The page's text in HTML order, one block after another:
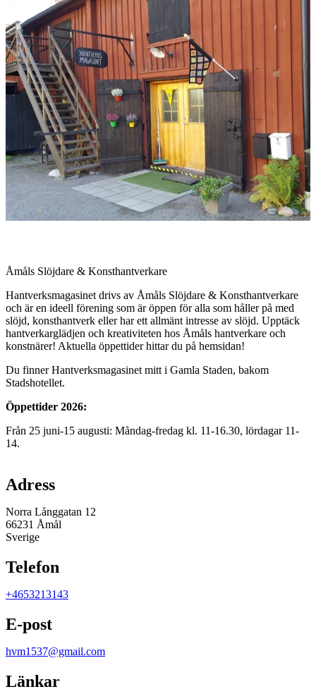
med
bilder
Beskrivning
Åmåls Slöjdare & Konsthantverkare
Hantverksmagasinet drivs av Åmåls Slöjdare & Konsthantverkare
och är en ideell förening som är öppen för alla som håller på med
slöjd, konsthantverk eller har ett allmänt intresse av slöjd. Upptäck
hantverkarglädjen och kreativiteten hos Åmåls hantverkare och
konstnärer! Aktuella öppettider hittar du på hemsidan!
Du finner Hantverksmagasinet mitt i Gamla Staden, bakom
Stadshotellet.
Öppettider 2026:
Från 25 juni-15 augusti: Måndag-fredag kl. 11-16.30, lördagar 11-
14.
Adress
Norra Långgatan 12
66231 Åmål
Sverige
Telefon
+4653213143
E-post
hvm1537@gmail.com
Länkar